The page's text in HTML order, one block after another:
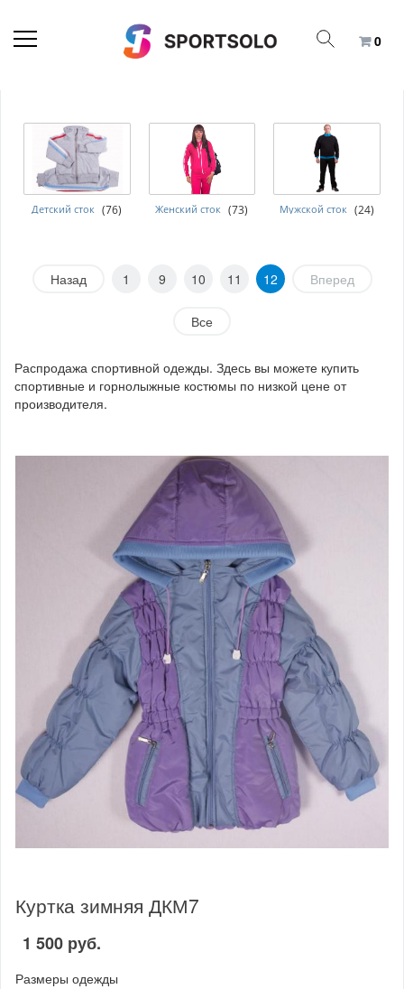
0
Детский сток (76) Женский сток (73) Мужской сток (24)
Назад 1 9 10 11 12 Вперед
Все
Распродажа спортивной одежды. Здесь вы можете купить
спортивные и горнолыжные костюмы по низкой цене от
производителя.
Куртка зимняя ДКМ7
1 500 руб.
Размеры одежды